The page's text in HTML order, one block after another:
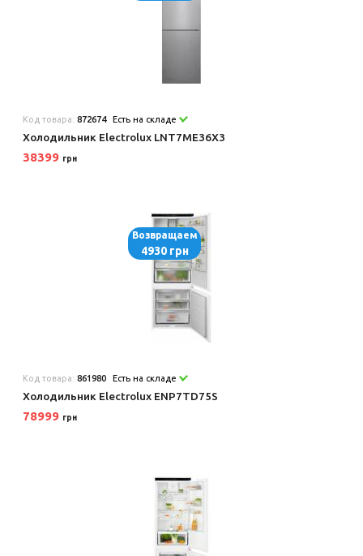
Код товара:872674 Есть на складе
Холодильник Electrolux LNT7ME36X3
38399 грн
Возвращаем
4930 грн
Код товара:861980 Есть на складе
Холодильник Electrolux ENP7TD75S
78999 грн